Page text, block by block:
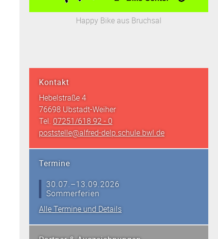
Happy Bike aus Bruchsal
Kontakt
Hebelstraße 4
76698 Ubstadt-Weiher
Tel. 07251/618 92 - 0
poststelle@alfred-delp.schule.bwl.de
Termine
30.07.–13.09.2026
Sommerferien
Alle Termine und Details